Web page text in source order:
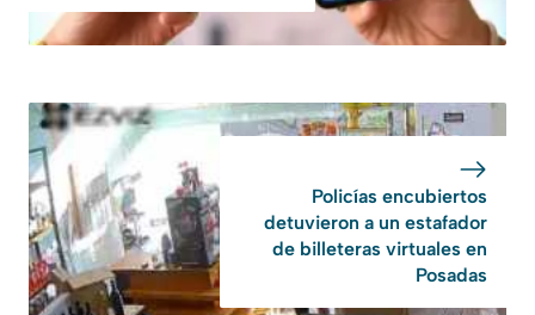
Policías encubiertos
detuvieron a un estafador
de billeteras virtuales en
Posadas